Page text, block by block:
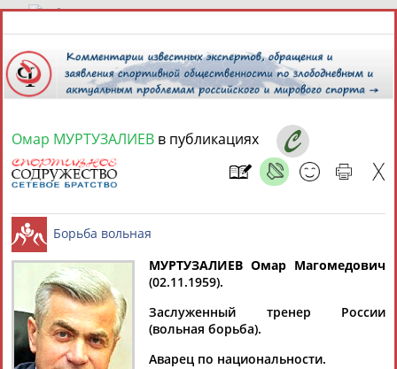
7 августа 2026 года,19:34
Найдено: 13181 Расширенный поиск
Аслаудин
АБАЕВ
Елена
АБАИМОВА
Мария
АБАКУМОВА
АБАЛАКИНА
Омар МУРТУЗАЛИЕВ в публикациях
Борьба вольная
МУРТУЗАЛИЕВ Омар Магомедович
(02.11.1959).
Заслуженный тренер России
(вольная борьба).
Аварец по национальности.